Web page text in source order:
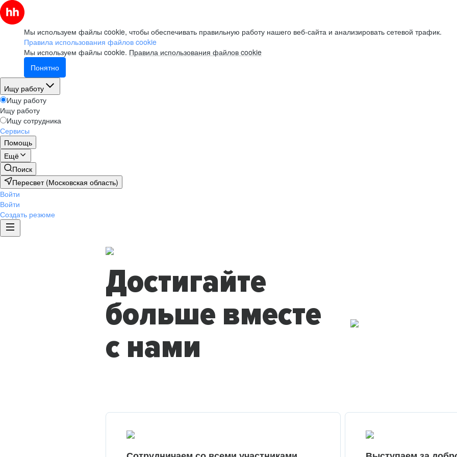
Мы используем файлы cookie, чтобы обеспечивать правильную работу нашего веб-сайта и анализировать сетевой трафик.
Правила использования файлов cookie
Мы используем файлы cookie. Правила использования файлов cookie
Понятно
Ищу работу
Ищу работу
Ищу работу
Ищу сотрудника
Сервисы
Помощь
Ещё
Поиск
Пересвет (Московская область)
Войти
Войти
Создать резюме
Достигайте
больше вместе
с нами